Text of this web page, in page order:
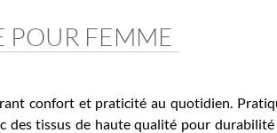
FEMME
confort et praticité au quotidien.
tissus de haute qualité pour durabilité